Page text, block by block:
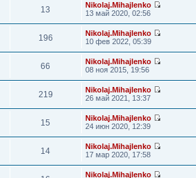
13
Nikolaj.Mihajlenko
13 май 2020, 02:56
196
Nikolaj.Mihajlenko
10 фев 2022, 05:39
66
Nikolaj.Mihajlenko
08 ноя 2015, 19:56
219
Nikolaj.Mihajlenko
26 май 2021, 13:37
15
Nikolaj.Mihajlenko
24 июн 2020, 12:39
14
Nikolaj.Mihajlenko
17 мар 2020, 17:58
Nikolaj.Mihajlenko